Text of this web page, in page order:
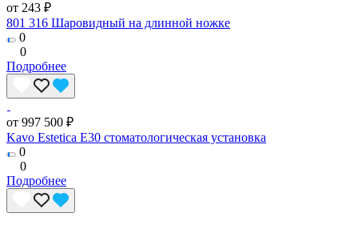
от 243 ₽
801 316 Шаровидный на длинной ножке
0
0
Подробнее
от 997 500 ₽
Kavo Estetica E30 стоматологическая установка
0
0
Подробнее